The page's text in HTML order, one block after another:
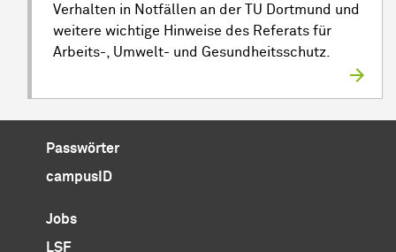
Verhalten in Notfällen an der TU Dortmund und
weitere wichtige Hinweise des Referats für
Arbeits-, Umwelt- und Gesundheitsschutz.
Passwörter
campusID
Jobs
LSF